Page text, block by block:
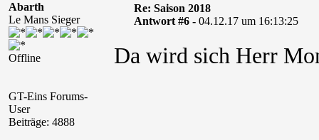
Abarth
Le Mans Sieger
Offline
GT-Eins Forums-
User
Beiträge: 4888
Re: Saison 2018
Antwort #6 - 04.12.17 um 16:13:25
Da wird sich Herr